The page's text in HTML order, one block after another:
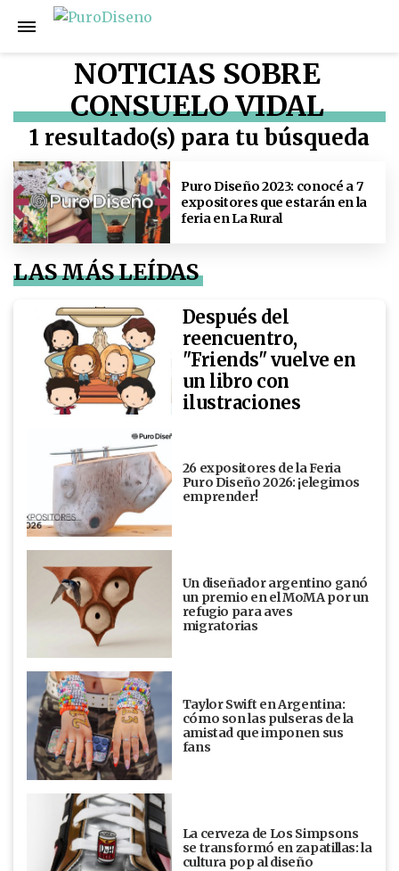
NOTICIAS SOBRE
CONSUELO VIDAL
1 resultado(s) para tu búsqueda
Puro Diseño 2023: conocé a 7
expositores que estarán en la
feria en La Rural
LAS MÁS LEÍDAS
Después del
reencuentro,
"Friends" vuelve en
un libro con
ilustraciones
26 expositores de la Feria
Puro Diseño 2026: ¡elegimos
emprender!
Un diseñador argentino ganó
un premio en el MoMA por un
refugio para aves
migratorias
Taylor Swift en Argentina:
cómo son las pulseras de la
amistad que imponen sus
fans
La cerveza de Los Simpsons
se transformó en zapatillas: la
cultura pop al diseño